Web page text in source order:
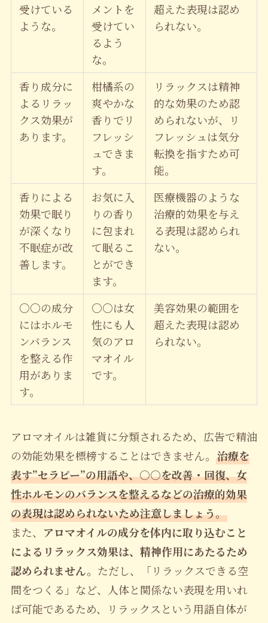
受けている
ような。
メントを
受けてい
るよう
な。
超えた表現は認め
られない。
香り成分に
よるリラッ
クス効果が
あります。
柑橘系の
爽やかな
香りでリ
フレッシ
ュできま
す。
リラックスは精神
的な効果のため認
められないが、リ
フレッシュは気分
転換を指すため可
能。
香りによる
効果で眠り
が深くなり
不眠症が改
善します。
お気に入
りの香り
に包まれ
て眠るこ
とができ
ます。
医療機器のような
治療的効果を与え
る表現は認められ
ない。
○○の成分
にはホルモ
ンバランス
を整える作
用がありま
す。
○○は女
性にも人
気のアロ
マオイル
です。
美容効果の範囲を
超えた表現は認め
られない。
アロマオイルは雑貨に分類されるため、広告で精油
の効能効果を標榜することはできません。 治療を
表す”セラピー”の用語や、○○を改善・回復、女
性ホルモンのバランスを整えるなどの治療的効果
の表現は認められないため注意しましょう。
また、 アロマオイルの成分を体内に取り込むこと
によるリラックス効果は、精神作用にあたるため
認められません。 ただし、「リラックスできる空
間をつくる」など、人体と関係ない表現を用いれ
ば可能であるため、リラックスという用語自体が